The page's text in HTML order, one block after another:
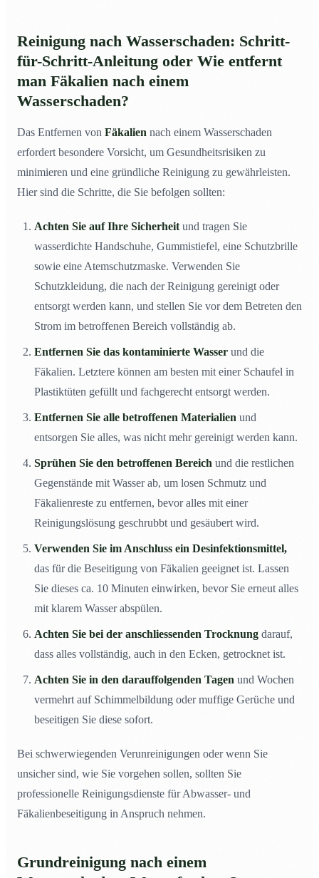
Reinigung nach Wasserschaden: Schritt-
für-Schritt-Anleitung oder Wie entfernt
man Fäkalien nach einem
Wasserschaden?
Das Entfernen von Fäkalien nach einem Wasserschaden
erfordert besondere Vorsicht, um Gesundheitsrisiken zu
minimieren und eine gründliche Reinigung zu gewährleisten.
Hier sind die Schritte, die Sie befolgen sollten:
Achten Sie auf Ihre Sicherheit und tragen Sie
wasserdichte Handschuhe, Gummistiefel, eine Schutzbrille
sowie eine Atemschutzmaske. Verwenden Sie
Schutzkleidung, die nach der Reinigung gereinigt oder
entsorgt werden kann, und stellen Sie vor dem Betreten den
Strom im betroffenen Bereich vollständig ab.
Entfernen Sie das kontaminierte Wasser und die
Fäkalien. Letztere können am besten mit einer Schaufel in
Plastiktüten gefüllt und fachgerecht entsorgt werden.
Entfernen Sie alle betroffenen Materialien und
entsorgen Sie alles, was nicht mehr gereinigt werden kann.
Sprühen Sie den betroffenen Bereich und die restlichen
Gegenstände mit Wasser ab, um losen Schmutz und
Fäkalienreste zu entfernen, bevor alles mit einer
Reinigungslösung geschrubbt und gesäubert wird.
Verwenden Sie im Anschluss ein Desinfektionsmittel,
das für die Beseitigung von Fäkalien geeignet ist. Lassen
Sie dieses ca. 10 Minuten einwirken, bevor Sie erneut alles
mit klarem Wasser abspülen.
Achten Sie bei der anschliessenden Trocknung darauf,
dass alles vollständig, auch in den Ecken, getrocknet ist.
Achten Sie in den darauffolgenden Tagen und Wochen
vermehrt auf Schimmelbildung oder muffige Gerüche und
beseitigen Sie diese sofort.
Bei schwerwiegenden Verunreinigungen oder wenn Sie
unsicher sind, wie Sie vorgehen sollen, sollten Sie
professionelle Reinigungsdienste für Abwasser- und
Fäkalienbeseitigung in Anspruch nehmen.
Grundreinigung nach einem